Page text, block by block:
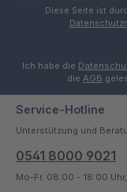
Diese Seite ist
Ich habe die
die AGB
Service-Hotline
Unterstützung und
0541 8000 9021
Mo-Fr. 08:00 - 18:00